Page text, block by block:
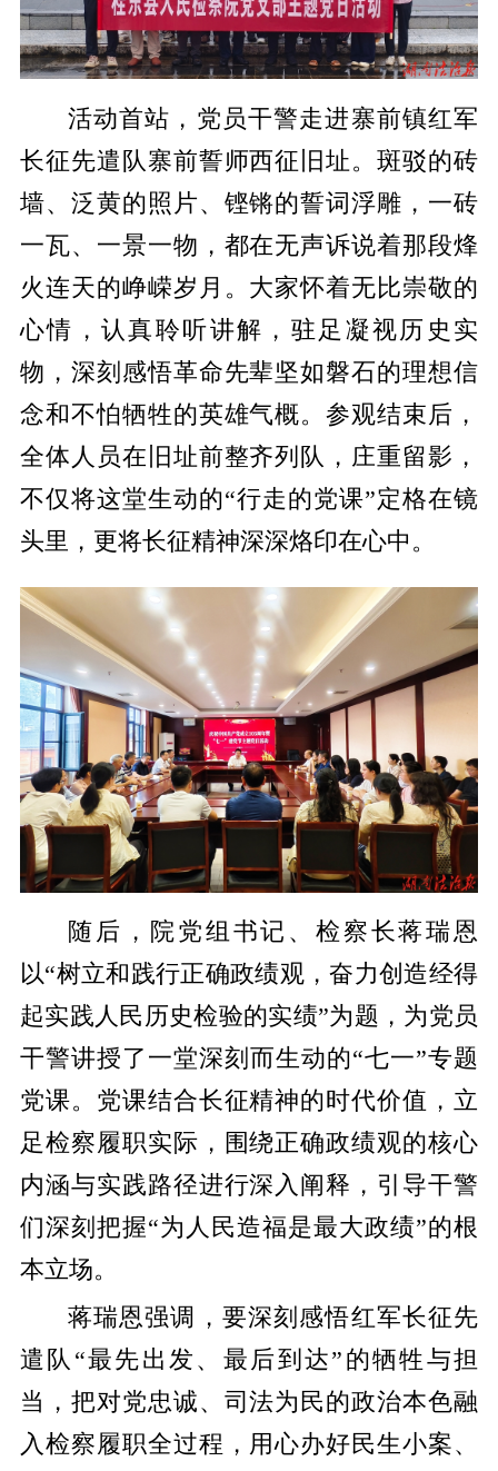
活动首站，党员干警走进寨前镇红军
长征先遣队寨前誓师西征旧址。斑驳的砖
墙、泛黄的照片、铿锵的誓词浮雕，一砖
一瓦、一景一物，都在无声诉说着那段烽
火连天的峥嵘岁月。大家怀着无比崇敬的
心情，认真聆听讲解，驻足凝视历史实
物，深刻感悟革命先辈坚如磐石的理想信
念和不怕牺牲的英雄气概。参观结束后，
全体人员在旧址前整齐列队，庄重留影，
不仅将这堂生动的“行走的党课”定格在镜
头里，更将长征精神深深烙印在心中。
随后，院党组书记、检察长蒋瑞恩
以“树立和践行正确政绩观，奋力创造经得
起实践人民历史检验的实绩”为题，为党员
干警讲授了一堂深刻而生动的“七一”专题
党课。党课结合长征精神的时代价值，立
足检察履职实际，围绕正确政绩观的核心
内涵与实践路径进行深入阐释，引导干警
们深刻把握“为人民造福是最大政绩”的根
本立场。
蒋瑞恩强调，要深刻感悟红军长征先
遣队“最先出发、最后到达”的牺牲与担
当，把对党忠诚、司法为民的政治本色融
入检察履职全过程，用心办好民生小案、